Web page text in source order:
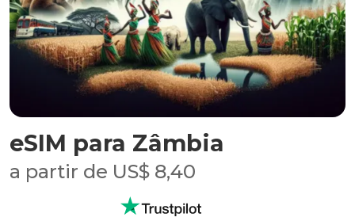
eSIM para Zâmbia
a partir de US$ 8,40